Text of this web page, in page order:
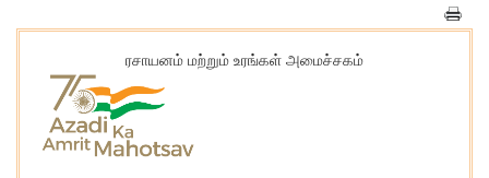
ரசாயனம் மற்றும் உரங்கள் அமைச்சகம்